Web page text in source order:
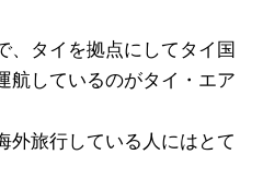
、タイを拠点にしてタイ国
航しているのがタイ・エア
外旅行している人にはとて